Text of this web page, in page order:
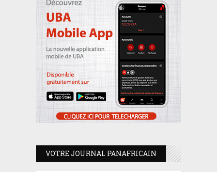
VOTRE JOURNAL PANAFRICAIN